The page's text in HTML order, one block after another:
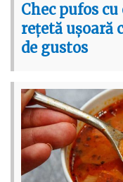
Chec pufos cu
rețetă ușoară
de gustos